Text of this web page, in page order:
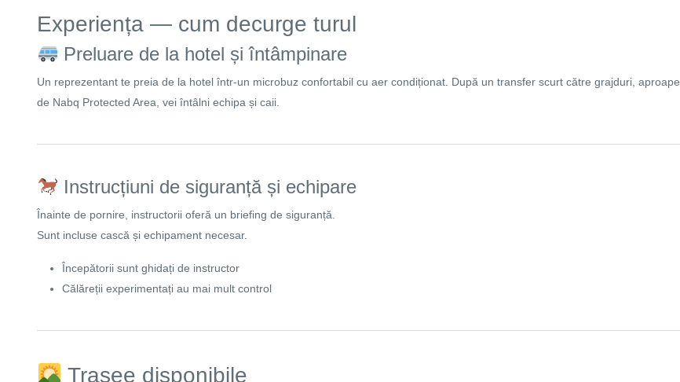
Experiența — cum decurge turul
Preluare de la hotel și întâmpinare
Un reprezentant te preia de la hotel într-un microbuz confortabil cu aer condiționat. După un transfer scurt către grajduri, aproape
de Nabq Protected Area , vei întâlni echipa și caii.
Instrucțiuni de siguranță și echipare
Înainte de pornire, instructorii oferă un briefing de siguranță.
Sunt incluse cască și echipament necesar.
Începătorii sunt ghidați de instructor
Călăreții experimentați au mai mult control
Trasee disponibile